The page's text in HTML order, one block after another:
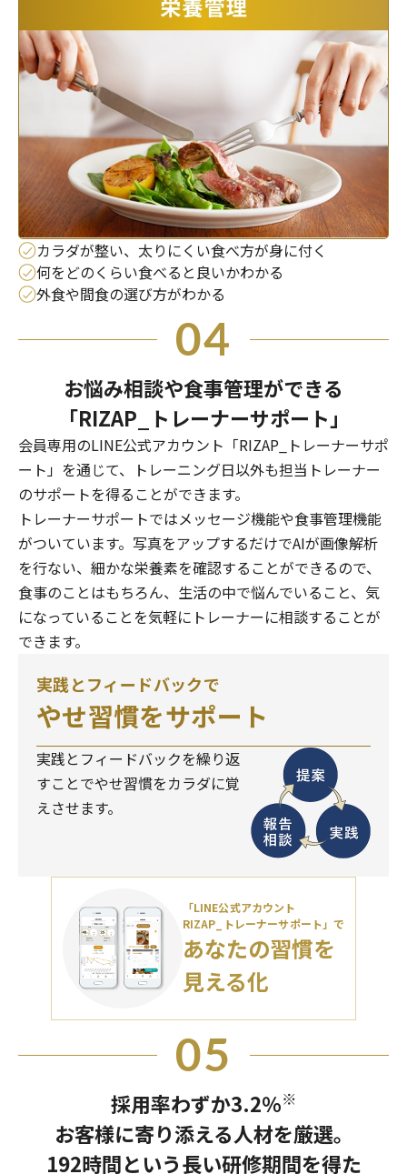
カラダが整い、太りにくい食べ方が身に付く
何をどのくらい食べると良いかわかる
外食や間食の選び方がわかる
04
お悩み相談や食事管理ができる
「RIZAP_トレーナーサポート」
会員専用のLINE公式アカウント「RIZAP_トレーナーサポ
ート」を通じて、トレーニング日以外も担当トレーナー
のサポートを得ることができます。
トレーナーサポートではメッセージ機能や食事管理機能
がついています。写真をアップするだけでAIが画像解析
を行ない、細かな栄養素を確認することができるので、
食事のことはもちろん、生活の中で悩んでいること、気
になっていることを気軽にトレーナーに相談することが
できます。
実践とフィードバックで
やせ習慣をサポート
実践とフィードバックを繰り返
すことでやせ習慣をカラダに覚
えさせます。
「LINE公式アカウント
RIZAP_トレーナーサポート」で
あなたの習慣を
見える化
05
採用率わずか3.2％※
お客様に寄り添える人材を厳選。
192時間という長い研修期間を得た